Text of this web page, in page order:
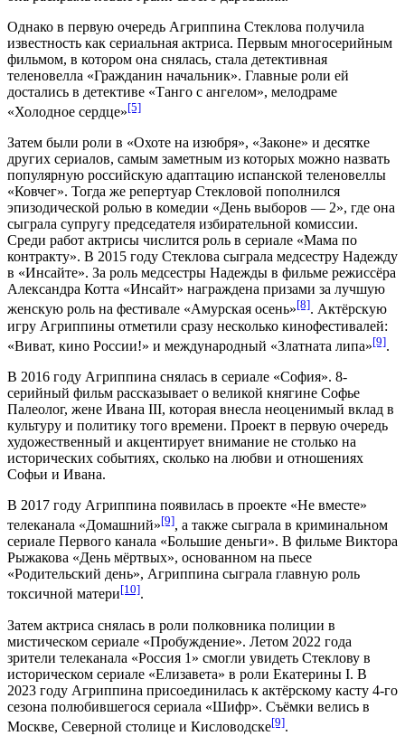
Однако в первую очередь Агриппина Стеклова получила
известность как сериальная актриса. Первым многосерийным
фильмом, в котором она снялась, стала детективная
теленовелла «Гражданин начальник». Главные роли ей
достались в детективе «Танго с ангелом», мелодраме
«Холодное сердце»[5]
Затем были роли в «Охоте на изюбря», «Законе» и десятке
других сериалов, самым заметным из которых можно назвать
популярную российскую адаптацию испанской теленовеллы
«Ковчег». Тогда же репертуар Стекловой пополнился
эпизодической ролью в комедии «День выборов — 2», где она
сыграла супругу председателя избирательной комиссии.
Среди работ актрисы числится роль в сериале «Мама по
контракту». В 2015 году Стеклова сыграла медсестру Надежду
в «Инсайте». За роль медсестры Надежды в фильме режиссёра
Александра Котта «Инсайт» награждена призами за лучшую
женскую роль на фестивале «Амурская осень»[8]. Актёрскую
игру Агриппины отметили сразу несколько кинофестивалей:
«Виват, кино России!» и международный «Златната липа»[9].
В 2016 году Агриппина снялась в сериале «София». 8-
серийный фильм рассказывает о великой княгине Софье
Палеолог, жене Ивана III, которая внесла неоценимый вклад в
культуру и политику того времени. Проект в первую очередь
художественный и акцентирует внимание не столько на
исторических событиях, сколько на любви и отношениях
Софьи и Ивана.
В 2017 году Агриппина появилась в проекте «Не вместе»
телеканала «Домашний»[9], а также сыграла в криминальном
сериале Первого канала «Большие деньги». В фильме Виктора
Рыжакова «День мёртвых», основанном на пьесе
«Родительский день», Агриппина сыграла главную роль
токсичной матери[10].
Затем актриса снялась в роли полковника полиции в
мистическом сериале «Пробуждение». Летом 2022 года
зрители телеканала «Россия 1» смогли увидеть Стеклову в
историческом сериале «Елизавета» в роли Екатерины I. В
2023 году Агриппина присоединилась к актёрскому касту 4-го
сезона полюбившегося сериала «Шифр». Съёмки велись в
Москве, Северной столице и Кисловодске[9].